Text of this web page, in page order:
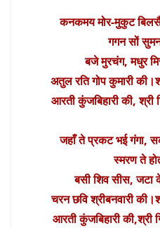
कनकमय मोर-मुकुट
गगन सों
बजे मुरचंग, मधुर
अतुल रति गोप कुमारी
आरती कुंजबिहारी की, श्री
जहाँ ते प्रकट भई गंगा,
स्मरण ते
बसी शिव सीस, जटा
चरन छवि श्रीबनवारी
आरती कुंजबिहारी की,श्री